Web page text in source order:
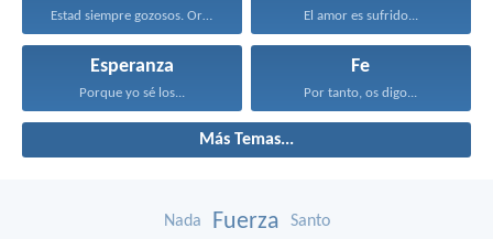
Estad siempre gozosos. Orad... El amor es sufrido...
Esperanza
Porque yo sé los...
Fe
Por tanto, os digo...
Más Temas...
Nada Fuerza Santo